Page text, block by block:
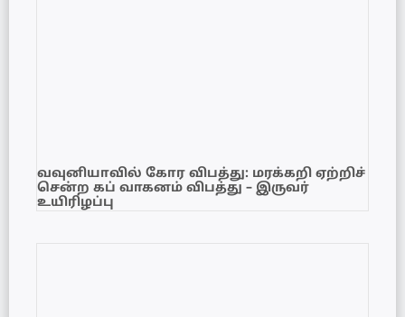
வவுனியாவில் கோர விபத்து: மரக்கறி ஏற்றிச்
சென்ற கப் வாகனம் விபத்து – இருவர்
உயிரிழப்பு